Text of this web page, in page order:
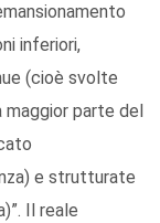
inferiori,
(cioè svolte
parte del
e strutturate
Il reale